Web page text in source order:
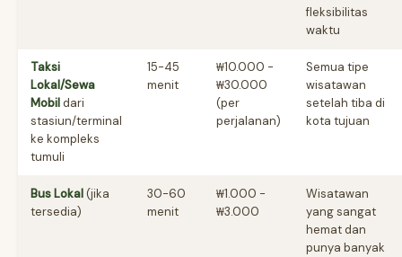
fleksibilitas
waktu
Taksi
Lokal/Sewa
Mobildari
stasiun/terminal
ke kompleks
tumuli
15-45
menit
₩10.000 -
₩30.000
(per
perjalanan)
Semua tipe
wisatawan
setelah tiba di
kota tujuan
Bus Lokal(jika
tersedia)
30-60
menit
₩1.000 -
₩3.000
Wisatawan
yang sangat
hemat dan
punya banyak